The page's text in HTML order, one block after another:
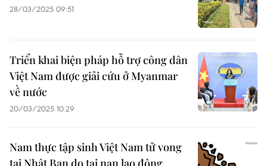
28/03/2025 09:51
Triển khai biện pháp hỗ trợ công dân
Việt Nam được giải cứu ở Myanmar
về nước
20/03/2025 10:29
Nam thực tập sinh Việt Nam tử vong
tại Nhật Bạn do tai nạn lao động